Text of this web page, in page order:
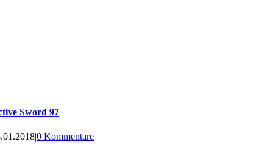
Sword 97
|0 Kommentare